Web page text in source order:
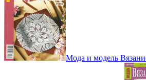
Мода и модель